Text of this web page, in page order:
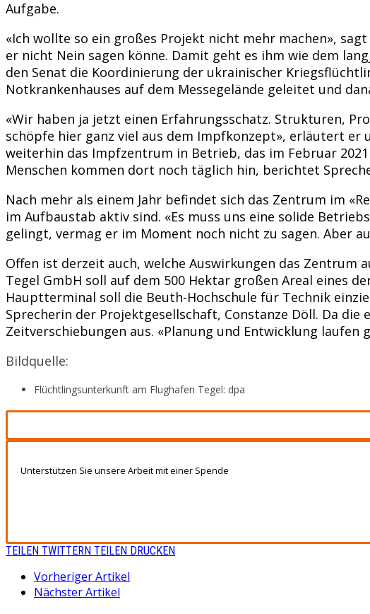
Aufgabe.
«Ich wollte so ein großes Projekt nicht mehr machen»,
er nicht Nein sagen könne. Damit geht es ihm wie dem
den Senat die Koordinierung der ukrainischer
Notkrankenhauses auf dem Messegelände geleitet und
«Wir haben ja jetzt einen Erfahrungsschatz. Strukturen,
schöpfe hier ganz viel aus dem Impfkonzept», erläutert
weiterhin das Impfzentrum in Betrieb, das im Februar
Menschen kommen dort noch täglich hin, berichtet
Nach mehr als einem Jahr befindet sich das Zentrum im
im Aufbaustab aktiv sind. «Es muss uns eine solide
gelingt, vermag er im Moment noch nicht zu sagen. Aber
Offen ist derzeit auch, welche Auswirkungen das
Tegel GmbH soll auf dem 500 Hektar großen Areal eines
Hauptterminal soll die Beuth-Hochschule für Technik
Sprecherin der Projektgesellschaft, Constanze Döll. Da
Zeitverschiebungen aus. «Planung und Entwicklung laufen
Bildquelle:
Flüchtlingsunterkunft am Flughafen Tegel: dpa
Unterstützen Sie unsere Arbeit mit einer Spende
TEILEN TWITTERN TEILEN DRUCKEN
Vorheriger Artikel
Nächster Artikel